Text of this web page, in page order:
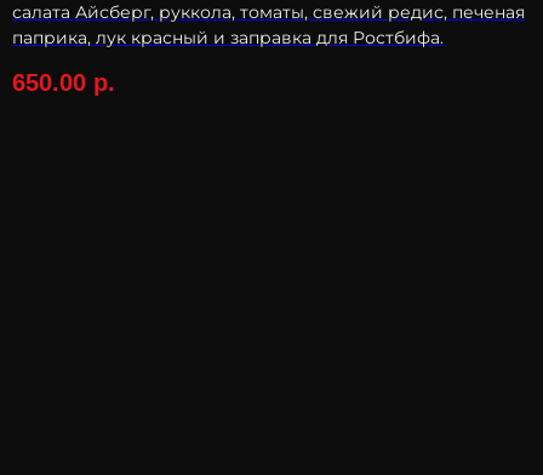
салата Айсберг, руккола, томаты, свежий редис, печеная
паприка, лук красный и заправка для Ростбифа.
650.00 р.